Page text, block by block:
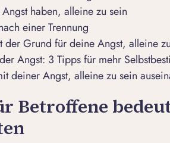
haben, alleine zu sein
einer Trennung
der Grund für deine Angst, alleine
Angst: 3 Tipps für mehr
deiner Angst, alleine zu sein
Betroffene